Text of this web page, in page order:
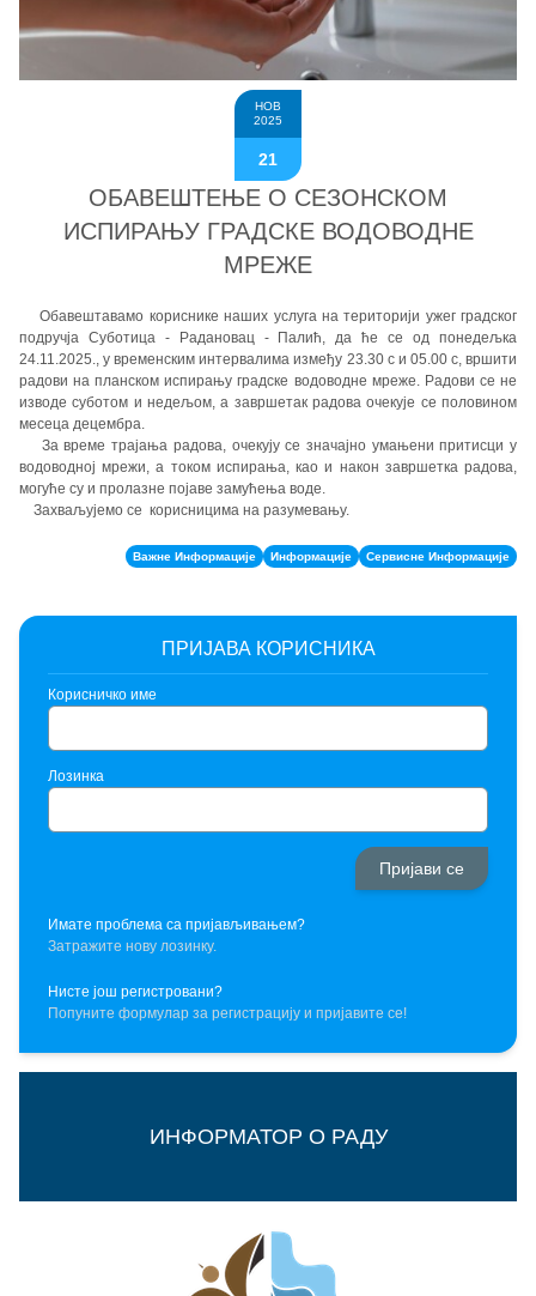
НОВ
2025
21
ОБАВЕШТЕЊЕ О СЕЗОНСКОМ
ИСПИРАЊУ ГРАДСКЕ ВОДОВОДНЕ
МРЕЖЕ
Обавештавамо кориснике наших услуга на територији ужег градског
подручја Суботица - Радановац - Палић, да ће се од понедељка
24.11.2025., у временским интервалима између 23.30 с и 05.00 с, вршити
радови на планском испирању градске водоводне мреже. Радови се не
изводе суботом и недељом, а завршетак радова очекује се половином
месеца децембра.
За време трајања радова, очекују се значајно умањени притисци у
водоводној мрежи, а током испирања, као и након завршетка радова,
могуће су и пролазне појаве замућења воде.
Захваљујемо се корисницима на разумевању.
Важне Информације Информације Сервисне Информације
ПРИЈАВА КОРИСНИКА
Корисничко име
Лозинка
Имате проблема са пријављивањем?
Затражите нову лозинку.
Нисте још регистровани?
Попуните формулар за регистрацију и пријавите се!
ИНФОРМАТОР О РАДУ